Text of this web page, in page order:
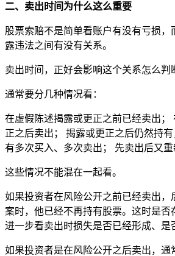
二、卖出时间为什么这么重要
股票索赔不是简单看账户有没有亏损，
露违法之间有没有关系。
卖出时间，正好会影响这个关系怎么判
通常要分几种情况看：
在虚假陈述揭露或更正之前已经卖出；
正之后卖出； 揭露或更正之后仍然持
有多次买入、多次卖出； 先卖出后又重
这些情况不能混在一起看。
如果投资者在风险公开之前已经卖出，
案时，他已经不再持有股票。这时是否
进一步看卖出时损失是否已经形成、是
如果投资者是在风险公开之后卖出，通